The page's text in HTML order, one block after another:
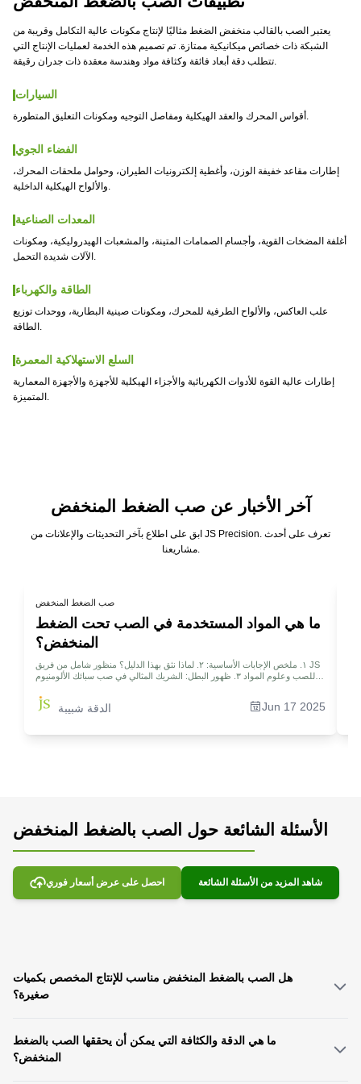
يعتبر الصب بالقالب منخفض الضغط مثاليًا لإنتاج مكونات عالية التكامل وقريبة من
الشبكة ذات خصائص ميكانيكية ممتازة. تم تصميم هذه الخدمة لعمليات الإنتاج التي
تتطلب دقة أبعاد فائقة وكثافة مواد وهندسة معقدة ذات جدران رقيقة.
السيارات
أقواس المحرك والعقد الهيكلية ومفاصل التوجيه ومكونات التعليق المتطورة.
الفضاء الجوي
إطارات مقاعد خفيفة الوزن، وأغطية إلكترونيات الطيران، وحوامل ملحقات المحرك،
والألواح الهيكلية الداخلية.
المعدات الصناعية
أغلفة المضخات القوية، وأجسام الصمامات المتينة، والمشعبات الهيدروليكية، ومكونات
الآلات شديدة التحمل.
الطاقة والكهرباء
علب العاكس، والألواح الطرفية للمحرك، ومكونات صينية البطارية، ووحدات توزيع
الطاقة.
السلع الاستهلاكية المعمرة
إطارات عالية القوة للأدوات الكهربائية والأجزاء الهيكلية للأجهزة والأجهزة المعمارية
المتميزة.
آخر الأخبار عن صب الضغط المنخفض
ابق على اطلاع بآخر التحديثات والإعلانات من JS Precision. تعرف على أحدث
مشاريعنا.
صب الضغط المنخفض
ما هي المواد المستخدمة في الصب تحت الضغط
المنخفض؟
١. ملخص الإجابات الأساسية: ٢. لماذا نثق بهذا الدليل؟ منظور شامل من فريق JS
للصب وعلوم المواد ٣. ظهور البطل: الشريك المثالي في صب سبائك الألومنيوم
الكمال ٥. تحليل حالة عملي: تطوير صفيحة تبريد بطاريات مدمجة للسيارات
الكهربائية الرائدة ٦. الأسئلة الشائعة - الإجابة على المزيد من أسئلتك حول مواد
الدقة شبيبة Jun 17 2025
الأسئلة الشائعة حول الصب بالضغط المنخفض
احصل على عرض أسعار فوري شاهد المزيد من الأسئلة الشائعة
هل الصب بالضغط المنخفض مناسب للإنتاج المخصص بكميات
صغيرة؟
ومع تقنية تغيير القالب الرشيقة، يمكننا الاستجابة بكفاءة للاحتياجات المخصصة
المتنوعة.
ما هي الدقة والكثافة التي يمكن أن يحققها الصب بالضغط
المنخفض؟